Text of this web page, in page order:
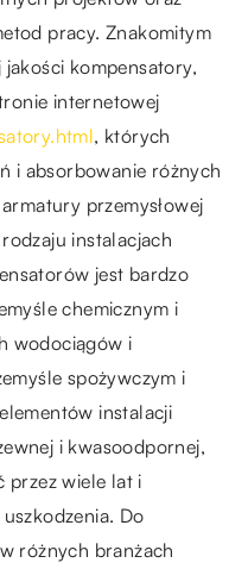
pracy. Znakomitym
jakości kompensatory,
internetowej
, których
i absorbowanie różnych
przemysłowej
instalacjach
jest bardzo
chemicznym i
wodociągów i
spożywczym i
instalacji
i kwasoodpornej,
przez wiele lat i
Do
różnych branżach